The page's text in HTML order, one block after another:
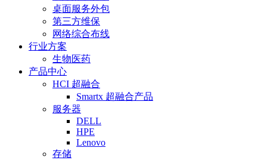
桌面服务外包
第三方维保
网络综合布线
行业方案
生物医药
产品中心
HCI 超融合
Smartx 超融合产品
服务器
DELL
HPE
Lenovo
存储